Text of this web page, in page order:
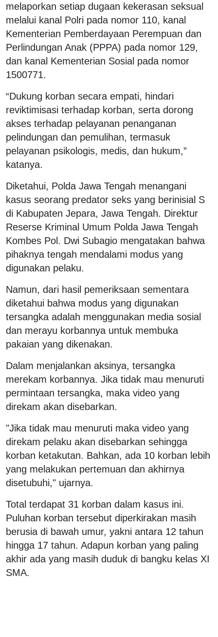
melaporkan setiap dugaan kekerasan seksual
melalui kanal Polri pada nomor 110, kanal
Kementerian Pemberdayaan Perempuan dan
Perlindungan Anak (PPPA) pada nomor 129,
dan kanal Kementerian Sosial pada nomor
1500771.
“Dukung korban secara empati, hindari
reviktimisasi terhadap korban, serta dorong
akses terhadap pelayanan penanganan
pelindungan dan pemulihan, termasuk
pelayanan psikologis, medis, dan hukum,”
katanya.
Diketahui, Polda Jawa Tengah menangani
kasus seorang predator seks yang berinisial S
di Kabupaten Jepara, Jawa Tengah. Direktur
Reserse Kriminal Umum Polda Jawa Tengah
Kombes Pol. Dwi Subagio mengatakan bahwa
pihaknya tengah mendalami modus yang
digunakan pelaku.
Namun, dari hasil pemeriksaan sementara
diketahui bahwa modus yang digunakan
tersangka adalah menggunakan media sosial
dan merayu korbannya untuk membuka
pakaian yang dikenakan.
Dalam menjalankan aksinya, tersangka
merekam korbannya. Jika tidak mau menuruti
permintaan tersangka, maka video yang
direkam akan disebarkan.
"Jika tidak mau menuruti maka video yang
direkam pelaku akan disebarkan sehingga
korban ketakutan. Bahkan, ada 10 korban lebih
yang melakukan pertemuan dan akhirnya
disetubuhi," ujarnya.
Total terdapat 31 korban dalam kasus ini.
Puluhan korban tersebut diperkirakan masih
berusia di bawah umur, yakni antara 12 tahun
hingga 17 tahun. Adapun korban yang paling
akhir ada yang masih duduk di bangku kelas XI
SMA.